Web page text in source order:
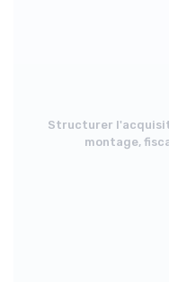
Structurer
montage,